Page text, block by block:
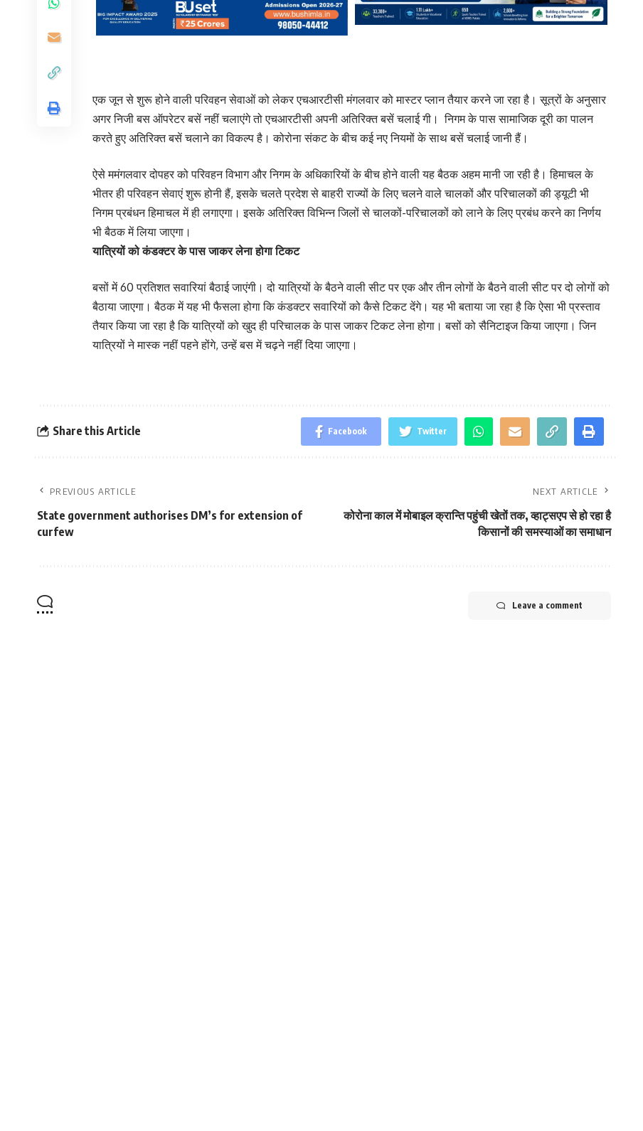
एक जून से शुरू होने वाली परिवहन सेवाओं को लेकर एचआरटीसी मंगलवार को मास्टर प्लान तैयार करने जा रहा है। सूत्रों के अनुसार
अगर निजी बस ऑपरेटर बसें नहीं चलाएंगे तो एचआरटीसी अपनी अतिरिक्त बसें चलाई गी। निगम के पास सामाजिक दूरी का पालन
करते हुए अतिरिक्त बसें चलाने का विकल्प है। कोरोना संकट के बीच कई नए नियमों के साथ बसें चलाई जानी हैं।
ऐसे ममंगलवार दोपहर को परिवहन विभाग और निगम के अधिकारियों के बीच होने वाली यह बैठक अहम मानी जा रही है। हिमाचल के
भीतर ही परिवहन सेवाएं शुरू होनी हैं, इसके चलते प्रदेश से बाहरी राज्यों के लिए चलने वाले चालकों और परिचालकों की ड्यूटी भी
निगम प्रबंधन हिमाचल में ही लगाएगा। इसके अतिरिक्त विभिन्न जिलों से चालकों-परिचालकों को लाने के लिए प्रबंध करने का निर्णय
भी बैठक में लिया जाएगा।
यात्रियों को कंडक्टर के पास जाकर लेना होगा टिकट
बसों में 60 प्रतिशत सवारियां बैठाई जाएंगी। दो यात्रियों के बैठने वाली सीट पर एक और तीन लोगों के बैठने वाली सीट पर दो लोगों को
बैठाया जाएगा। बैठक में यह भी फैसला होगा कि कंडक्टर सवारियों को कैसे टिकट देंगे। यह भी बताया जा रहा है कि ऐसा भी प्रस्ताव
तैयार किया जा रहा है कि यात्रियों को खुद ही परिचालक के पास जाकर टिकट लेना होगा। बसों को सैनिटाइज किया जाएगा। जिन
यात्रियों ने मास्क नहीं पहने होंगे, उन्हें बस में चढ़ने नहीं दिया जाएगा।
Share this Article Facebook Twitter
PREVIOUS ARTICLE
State government authorises DM’s for extension of
curfew
NEXT ARTICLE
कोरोना काल में मोबाइल क्रान्ति पहुंची खेतों तक, व्हाट्सएप से हो रहा है
किसानों की समस्याओं का समाधान
Leave a comment